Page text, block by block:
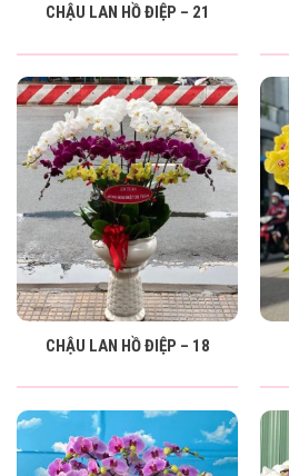
CHẬU LAN HỒ ĐIỆP – 21
CHẬU LAN HỒ ĐIỆP – 18